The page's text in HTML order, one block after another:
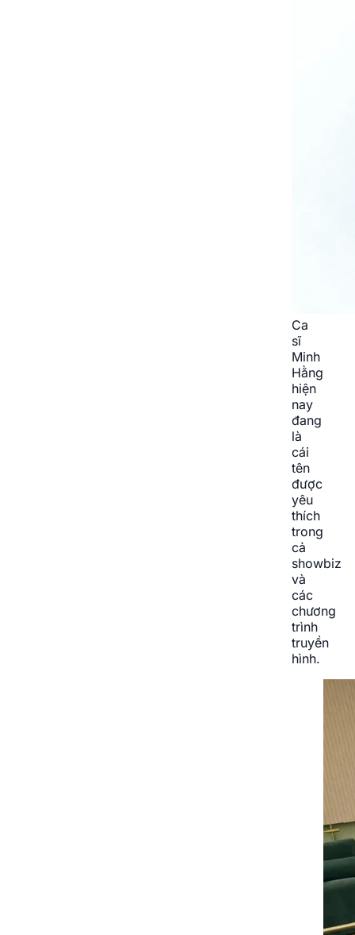
Ca
sĩ
Minh
Hằng
hiện
nay
đang
là
cái
tên
được
yêu
thích
trong
cả
showbiz
và
các
chương
trình
truyền
hình.